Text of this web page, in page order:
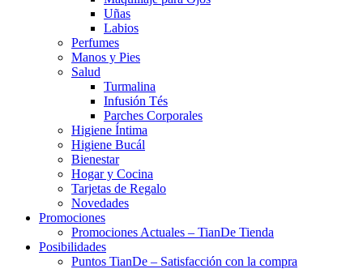
Uñas
Labios
Perfumes
Manos y Pies
Salud
Turmalina
Infusión Tés
Parches Corporales
Higiene Íntima
Higiene Bucál
Bienestar
Hogar y Cocina
Tarjetas de Regalo
Novedades
Promociones
Promociones Actuales – TianDe Tienda
Posibilidades
Puntos TianDe – Satisfacción con la compra